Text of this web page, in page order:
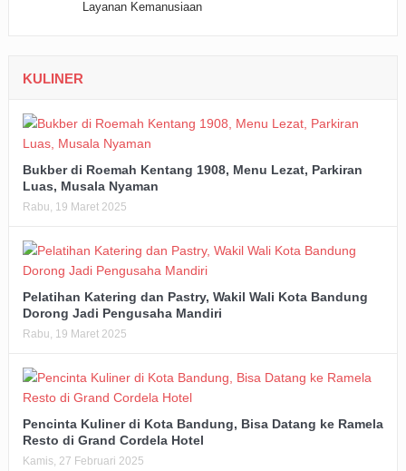
KULINER
Bukber di Roemah Kentang 1908, Menu Lezat, Parkiran
Luas, Musala Nyaman
Rabu, 19 Maret 2025
Pelatihan Katering dan Pastry, Wakil Wali Kota Bandung
Dorong Jadi Pengusaha Mandiri
Rabu, 19 Maret 2025
Pencinta Kuliner di Kota Bandung, Bisa Datang ke Ramela
Resto di Grand Cordela Hotel
Kamis, 27 Februari 2025